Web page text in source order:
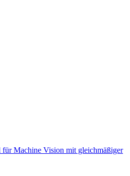
für Machine Vision mit gleichmäßiger